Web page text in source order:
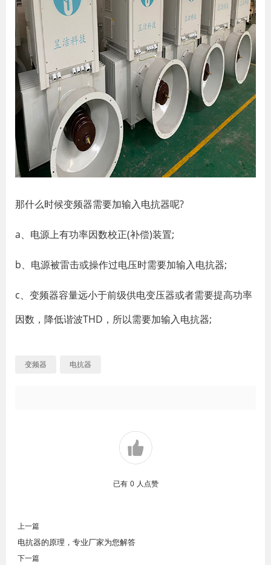
那什么时候变频器需要加输入电抗器呢?
a、电源上有功率因数校正(补偿)装置;
b、电源被雷击或操作过电压时需要加输入电抗器;
c、变频器容量远小于前级供电变压器或者需要提高功率
因数，降低谐波THD，所以需要加输入电抗器;
变频器 电抗器
已有 0 人点赞
上一篇
电抗器的原理，专业厂家为您解答
下一篇